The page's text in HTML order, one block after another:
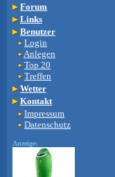
Forum
Links
Benutzer
Login
Anlegen
Top 20
Treffen
Wetter
Kontakt
Impressum
Datenschutz
Anzeige: